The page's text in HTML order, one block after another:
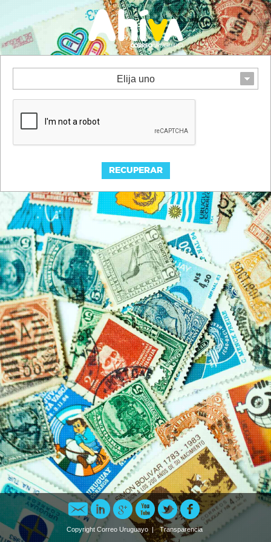
Elija uno
RECUPERAR
RecomendarLinkedInGoogle PlusYouTubeTwitter Facebook
Copyright Correo Uruguayo | Transparencia